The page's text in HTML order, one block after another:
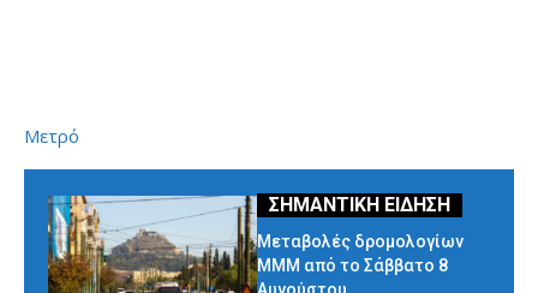
Μετρό
Μεταβολές δρομολογίων
ΜΜΜ από το Σάββατο 8
Αυγούστου